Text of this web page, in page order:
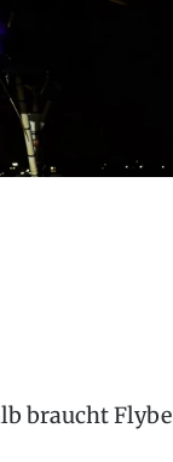
braucht Flybe